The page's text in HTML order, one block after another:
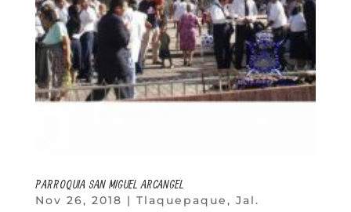
PARROQUIA SAN MIGUEL ARCANGEL
Nov 26, 2018 | Tlaquepaque, Jal.